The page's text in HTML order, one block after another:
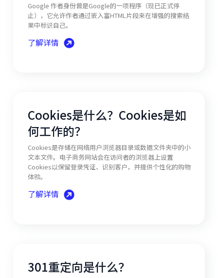
Google 作者身份曾是Google的一项程序（现已正式停
止），它允许作者通过嵌入富HTML片段来在增强的搜索结
果中标识自己。
了解详情
Cookies是什么？Cookies是如
何工作的？
Cookies是存储在网络用户浏览器目录或数据文件夹中的小
文本文件。电子商务网站会在访问者的浏览器上设置
Cookies以保留登录凭证、识别客户，并提供个性化的购物
体验。
了解详情
301重定向是什么？